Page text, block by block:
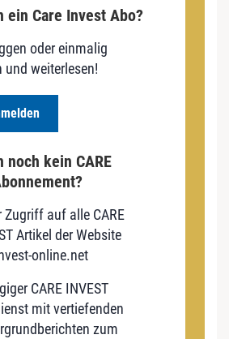
ein Care Invest Abo?
oder einmalig
und weiterlesen!
noch kein CARE
Zugriff auf alle CARE
Artikel der Website
online.net
CARE INVEST
mit vertiefenden
zum